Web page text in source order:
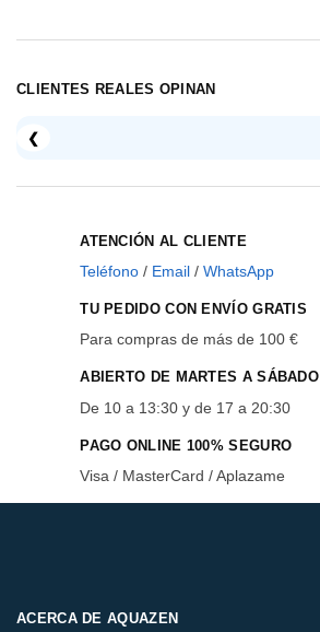
CLIENTES REALES OPINAN
❮
ATENCIÓN AL CLIENTE
Teléfono / Email /WhatsApp
TU PEDIDO CON ENVÍO GRATIS
Para compras de más de 100 €
ABIERTO DE MARTES A SÁBADO
De 10 a 13:30 y de 17 a 20:30
PAGO ONLINE 100% SEGURO
Visa / MasterCard / Aplazame
ACERCA DE AQUAZEN